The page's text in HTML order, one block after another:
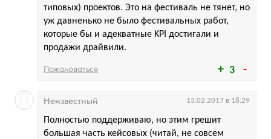
3
типовых) проектов. Это на фестиваль не тянет, но
уж давненько не было фестивальных работ,
которые бы и адекватные KPI достигали и
продажи драйвили.
Пожаловаться
Полностью поддерживаю, но этим грешит
большая часть кейсовых (читай, не совсем
Неизвестный 13.02.2017 в 18:29